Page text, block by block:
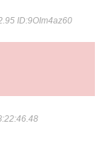
ID:9OIm4az60